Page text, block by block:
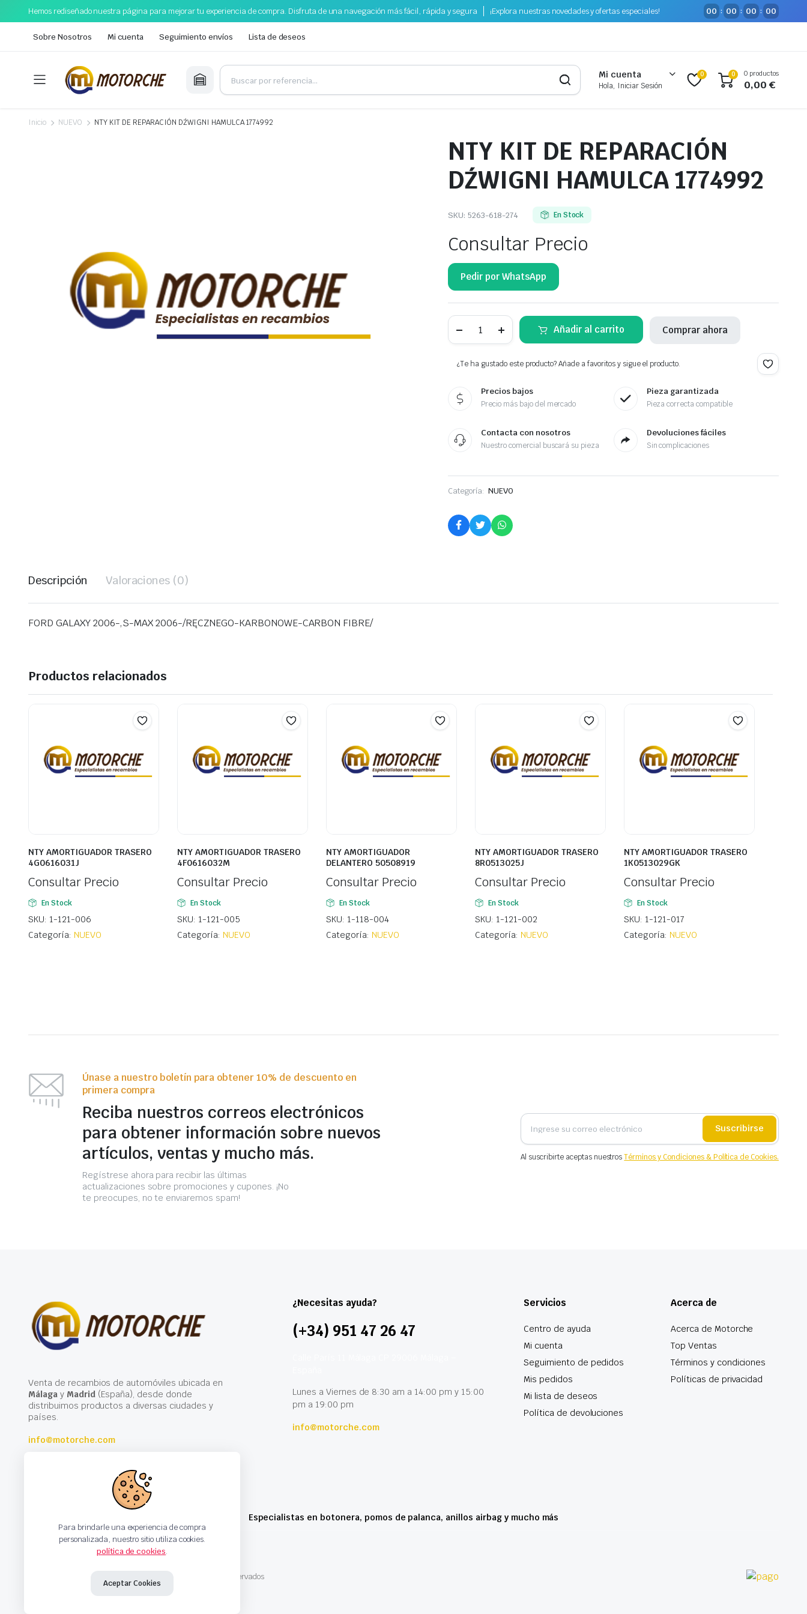
Hemos rediseñado nuestra página para mejorar tu experiencia de compra. Disfruta de una navegación más fácil, rápida y segura ¡Explora nuestras novedades y ofertas especiales! 00 : 00 : 00 : 00
Sobre Nosotros Mi cuenta Seguimiento envíos Lista de deseos
Mi cuenta
Hola, Iniciar Sesión
0 0 0 productos
0,00€
Inicio NUEVO NTY KIT DE REPARACIÓN DŹWIGNI HAMULCA 1774992
NTY KIT DE REPARACIÓN
DŹWIGNI HAMULCA 1774992
SKU: 5263-618-274 En Stock
Consultar Precio
Pedir por WhatsApp
KIT
DŹWIGNI
HAMULCA
cantidad
Añadir al carrito Comprar ahora
¿Te ha gustado este producto? Añade a favoritos y sigue el producto.
Precios bajos
Precio más bajo del mercado
Pieza garantizada
Pieza correcta compatible
Contacta con nosotros
Nuestro comercial buscará su pieza
Devoluciones fáciles
Sin complicaciones
Categoría: NUEVO
Descripción Valoraciones (0)
FORD GALAXY 2006-,S-MAX 2006-/RĘCZNEGO-KARBONOWE-CARBON FIBRE/
Productos relacionados
NTY AMORTIGUADOR TRASERO
4G0616031J
Consultar Precio
En Stock
SKU: 1-121-006
Categoría: NUEVO
NTY AMORTIGUADOR TRASERO
4F0616032M
Consultar Precio
En Stock
SKU: 1-121-005
Categoría: NUEVO
NTY AMORTIGUADOR
DELANTERO 50508919
Consultar Precio
En Stock
SKU: 1-118-004
Categoría: NUEVO
NTY AMORTIGUADOR TRASERO
8R0513025J
Consultar Precio
En Stock
SKU: 1-121-002
Categoría: NUEVO
NTY AMORTIGUADOR TRASERO
1K0513029GK
Consultar Precio
En Stock
SKU: 1-121-017
Categoría: NUEVO
Únase a nuestro boletín para obtener 10% de descuento en
primera compra
Reciba nuestros correos electrónicos
para obtener información sobre nuevos
artículos, ventas y mucho más.
Regístrese ahora para recibir las últimas
actualizaciones sobre promociones y cupones. ¡No
te preocupes, no te enviaremos spam!
Suscribirse
Al suscribirte aceptas nuestrosTérminos y Condiciones & Política de Cookies.
Venta de recambios de automóviles ubicada en
Málagay Madrid(España), desde donde
distribuimos productos a diversas ciudades y
países.
info@motorche.com
¿Necesitas ayuda?
(+34) 951 47 26 47
Lunes a Viernes de 8:30 am a 14:00 pm y 15:00
pm a 19:00 pm
info@motorche.com
Servicios
Centro de ayuda
Mi cuenta
Seguimiento de pedidos
Mis pedidos
Mi lista de deseos
Política de devoluciones
Acerca de
Acerca de Motorche
Top Ventas
Términos y condiciones
Políticas de privacidad
Especialistas en botonera, pomos de palanca, anillos airbag y mucho más
Copyright 2024 © Motorche Autoparts. Todos los derechos reservados
Para brindarle una experiencia de compra
personalizada, nuestro sitio utiliza cookies.
política de cookies.
Aceptar Cookies